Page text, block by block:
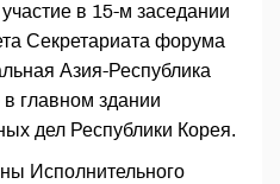
в 15-м заседании
Секретариата форума
Азия-Республика
главном здании
дел Республики Корея.
Исполнительного